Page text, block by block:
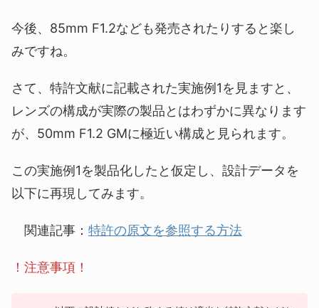
今後、85mm F1.2なども発売されたりすると楽し
みですね。
さて、特許文献に記載された実施例1を見ますと、
レンズの構成が実際の製品とはわずかに異なります
が、50mm F1.2 GMに極近い構成と見られます。
この実施例1を製品化したと仮定し、設計データを
以下に再現してみます。
関連記事： 特許の原文を参照する方法
！注意事項！